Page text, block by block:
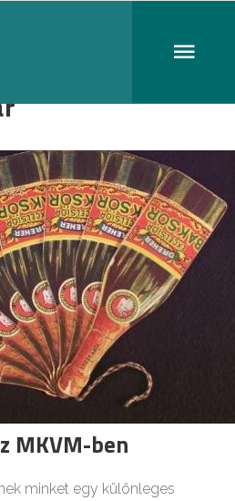
MKVM-ben
minket egy különleges